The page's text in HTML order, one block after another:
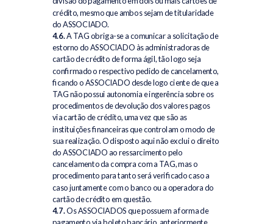
crédito, mesmo que ambos sejam de titularidade
do ASSOCIADO.
4.6.A TAG obriga-se a comunicar a solicitação de
estorno do ASSOCIADO às administradoras de
cartão de crédito de forma ágil, tão logo seja
confirmado o respectivo pedido de cancelamento,
ficando o ASSOCIADO desde logo ciente de que a
TAG não possui autonomia e ingerência sobre os
procedimentos de devolução dos valores pagos
via cartão de crédito, uma vez que são as
instituições financeiras que controlam o modo de
sua realização. O disposto aqui não exclui o direito
do ASSOCIADO ao ressarcimento pelo
cancelamento da compra com a TAG, mas o
procedimento para tanto será verificado caso a
caso juntamente com o banco ou a operadora do
cartão de crédito em questão.
4.7.Os ASSOCIADOS que possuem a forma de